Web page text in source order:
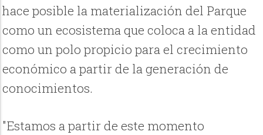
hace posible la materialización del Parque
como un ecosistema que coloca a la entidad
como un polo propicio para el crecimiento
económico a partir de la generación de
conocimientos.
"Estamos a partir de este momento